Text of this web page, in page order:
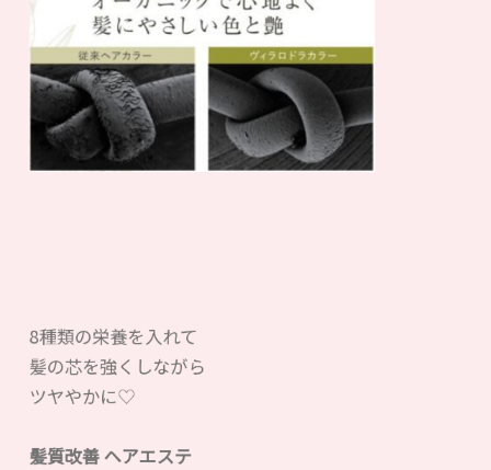
8種類の栄養を入れて
髪の芯を強くしながら
ツヤやかに♡
髪質改善 ヘアエステ